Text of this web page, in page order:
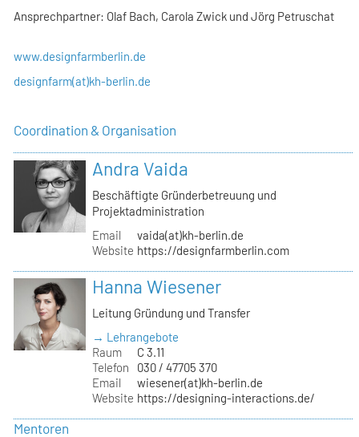
Ansprechpartner: Olaf Bach, Carola Zwick und Jörg Petruschat
www.designfarmberlin.de
designfarm(at)kh-berlin.de
Coordination & Organisation
Andra Vaida
Beschäftigte Gründerbetreuung und
Projektadministration
Email
vaida(at)kh-berlin.de
Website https://designfarmberlin.com
Hanna Wiesener
Leitung Gründung und Transfer
→ Lehrangebote
Raum
C 3.11
Telefon
030 / 47705 370
Email
wiesener(at)kh-berlin.de
Website https://designing-interactions.de/
Mentoren